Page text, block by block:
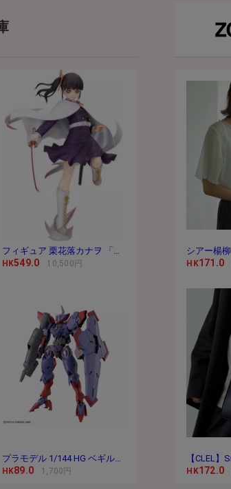
「門票、優惠券、住宿券、禮券、儲值卡……等等」、
終止之權利，如有變更恕不另行通知，將以官網公告
HK549.0 10,500円
プラモデル 1/144 HG ベギルペンデ 「機動戦士ガ
HK89.0 1,700円
HK171.0
HK172.0